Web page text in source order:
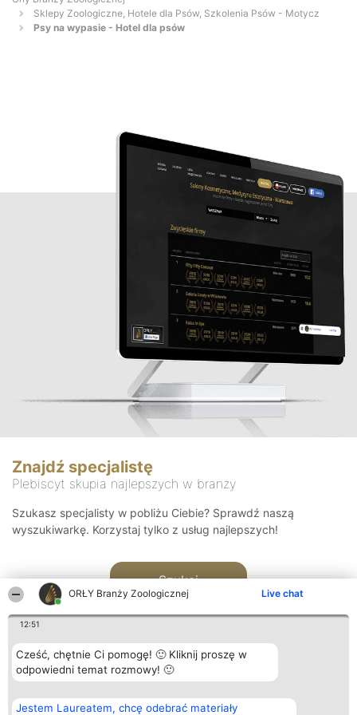
ORŁY Branży Zoologicznej Live chat
12:51
Cześć, chętnie Ci pomogę! 🙂 Kliknij proszę w
odpowiedni temat rozmowy! 🙂
Jestem Laureatem, chcę odebrać materiały
Sklepy Zoologiczne, Hotele dla Psów, Szkolenia Psów - Motycz
Psy na wypasie - Hotel dla psów
Znajdź specjalistę
Plebiscyt skupia najlepszych w branży
Szukasz specjalisty w pobliżu Ciebie? Sprawdź naszą
wyszukiwarkę. Korzystaj tylko z usług najlepszych!
Szukaj
Organizator plebiscytu
Bright Side Solutions sp. z o.
Plebiscyt
Laureaci
Kontakt
Kontakt